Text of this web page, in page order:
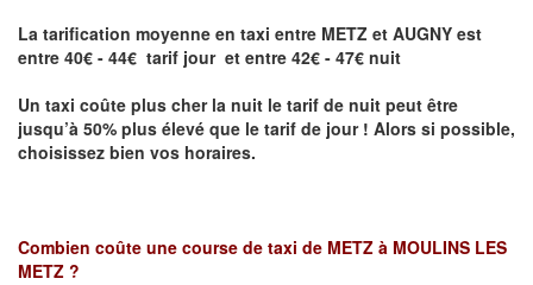
La tarification moyenne en taxi entre METZ et AUGNY est
entre 40€ - 44€ tarif jour et entre 42€ - 47€ nuit
Un taxi coûte plus cher la nuit le tarif de nuit peut être
jusqu’à 50% plus élevé que le tarif de jour ! Alors si possible,
choisissez bien vos horaires.
Combien coûte une course de taxi de METZ à MOULINS LES
METZ ?